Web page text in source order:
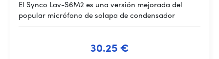
El Synco Lav-S6M2 es una versión mejorada del
popular micrófono de solapa de condensador
30.25 €